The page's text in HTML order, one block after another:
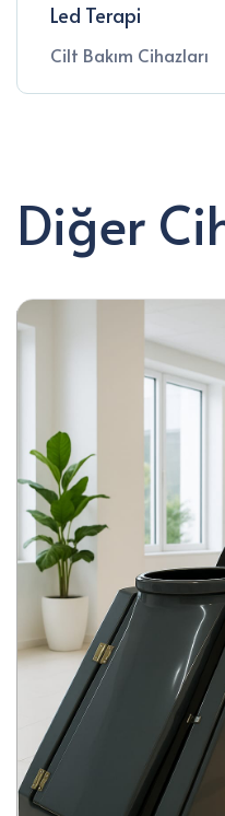
Led Terapi
Cilt Bakım Cihazları
Diğer